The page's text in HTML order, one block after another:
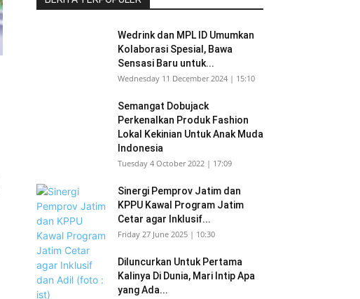
Wedrink dan MPL ID Umumkan
Kolaborasi Spesial, Bawa
Sensasi Baru untuk...
Wednesday 11 December 2024 | 15:10
Semangat Dobujack
Perkenalkan Produk Fashion
Lokal Kekinian Untuk Anak Muda
Indonesia
Tuesday 4 October 2022 | 17:09
Sinergi Pemprov Jatim dan
KPPU Kawal Program Jatim
Cetar agar Inklusif...
Friday 27 June 2025 | 10:30
Diluncurkan Untuk Pertama
Kalinya Di Dunia, Mari Intip Apa
yang Ada...